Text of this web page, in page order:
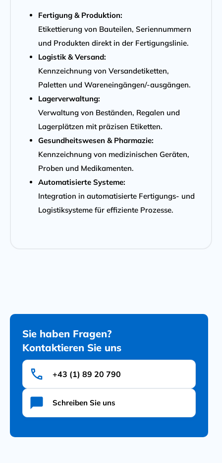
Fertigung & Produktion:
Etikettierung von Bauteilen, Seriennummern
und Produkten direkt in der Fertigungslinie.
Logistik & Versand:
Kennzeichnung von Versandetiketten,
Paletten und Wareneingängen/-ausgängen.
Lagerverwaltung:
Verwaltung von Beständen, Regalen und
Lagerplätzen mit präzisen Etiketten.
Gesundheitswesen & Pharmazie:
Kennzeichnung von medizinischen Geräten,
Proben und Medikamenten.
Automatisierte Systeme:
Integration in automatisierte Fertigungs- und
Logistiksysteme für effiziente Prozesse.
Sie haben Fragen?
Kontaktieren Sie uns
+43 (1) 89 20 790
Schreiben Sie uns